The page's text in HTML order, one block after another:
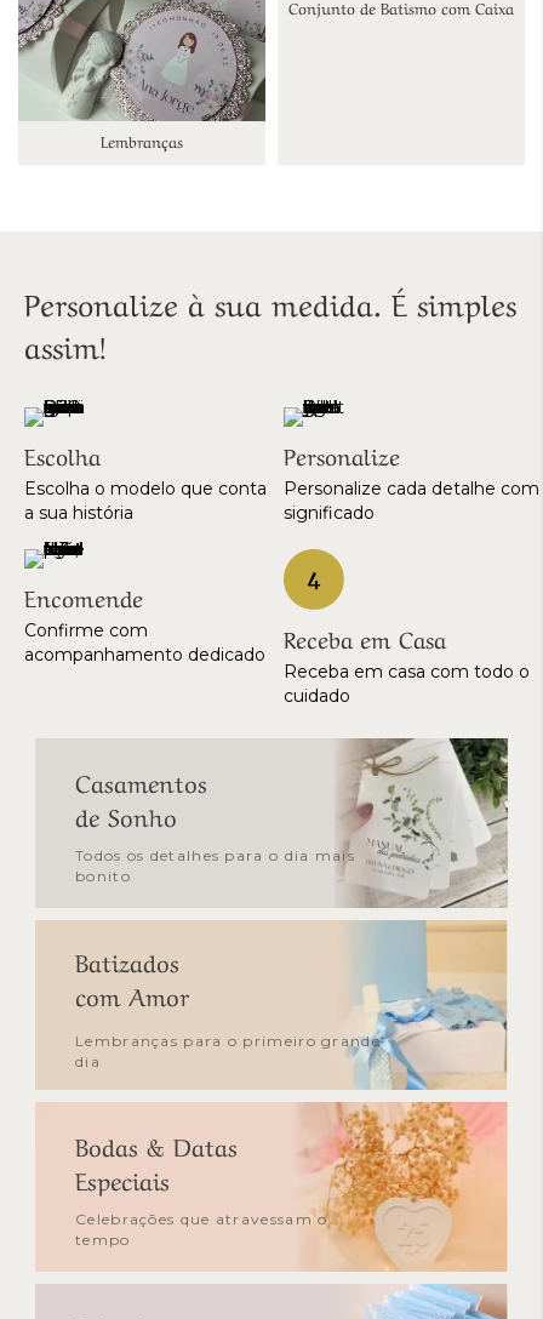
Lembranças
Conjunto de Batismo com Caixa
Personalize à sua medida. É simples
assim!
Escolha
Escolha o modelo que conta
a sua história
Personalize
Personalize cada detalhe com
significado
Encomende
Confirme com
acompanhamento dedicado
Receba em Casa
Receba em casa com todo o
cuidado
Casamentos
de Sonho
Todos os detalhes para o dia mais
bonito
Batizados
com Amor
Lembranças para o primeiro grande
dia
Bodas & Datas
Especiais
Celebrações que atravessam o
tempo